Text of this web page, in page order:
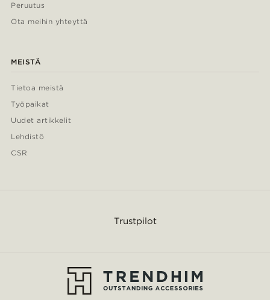
Peruutus
Ota meihin yhteyttä
MEISTÄ
Tietoa meistä
Työpaikat
Uudet artikkelit
Lehdistö
CSR
Trustpilot